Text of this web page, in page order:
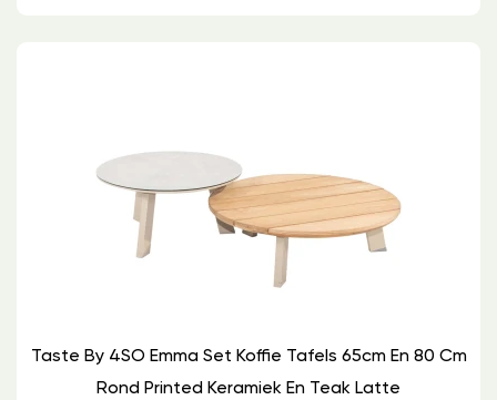
Taste By 4SO Emma Set Koffie Tafels 65cm En 80 Cm
Rond Printed Keramiek En Teak Latte